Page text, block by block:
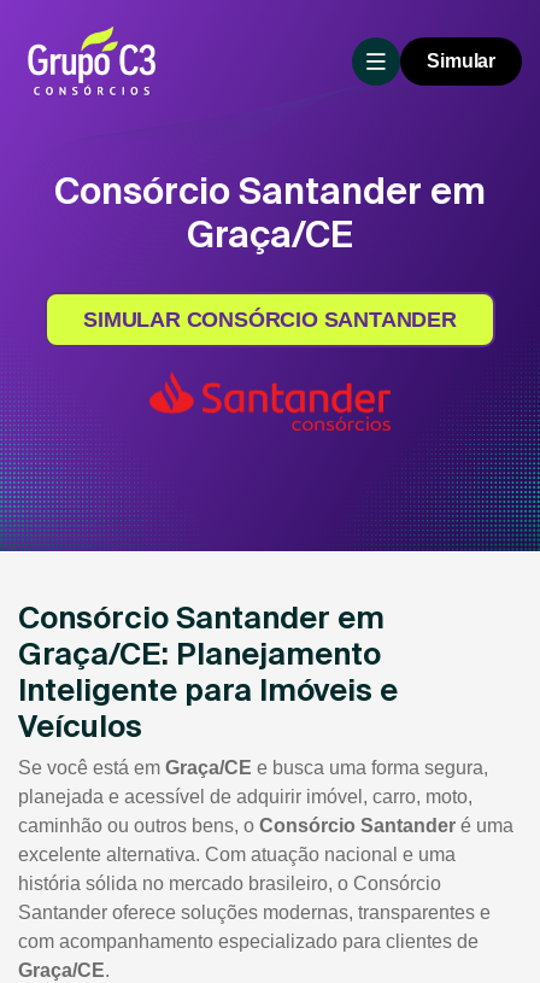
Simular
Consórcio Santander em
Graça/CE
SIMULAR CONSÓRCIO SANTANDER
Consórcio Santander em
Graça/CE: Planejamento
Inteligente para Imóveis e
Veículos
Se você está em Graça/CE e busca uma forma segura,
planejada e acessível de adquirir imóvel, carro, moto,
caminhão ou outros bens, o Consórcio Santander é uma
excelente alternativa. Com atuação nacional e uma
história sólida no mercado brasileiro, o Consórcio
Santander oferece soluções modernas, transparentes e
com acompanhamento especializado para clientes de
Graça/CE.